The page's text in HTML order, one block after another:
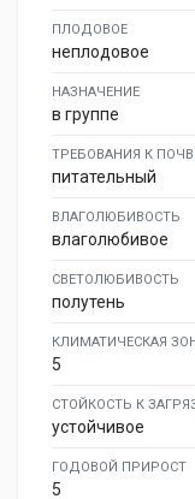
ПЛОДОВОЕ
неплодовое
НАЗНАЧЕНИЕ
в группе
ТРЕБОВАНИЯ К
питательный
ВЛАГОЛЮБИВОСТЬ
влаголюбивое
СВЕТОЛЮБИВОСТЬ
полутень
КЛИМАТИЧЕСКАЯ
5
СТОЙКОСТЬ К
устойчивое
ГОДОВОЙ ПРИРОСТ
5